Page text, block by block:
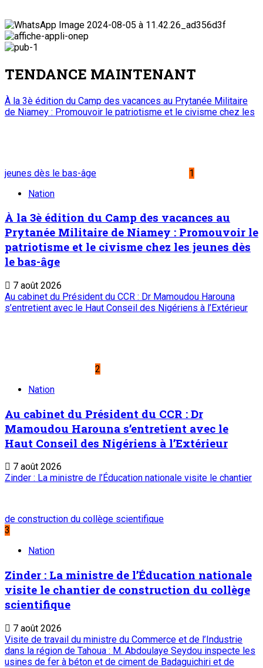
TENDANCE MAINTENANT
À la 3è édition du Camp des vacances au Prytanée Militaire
de Niamey : Promouvoir le patriotisme et le civisme chez les
jeunes dès le bas-âge
1
Nation
À la 3è édition du Camp des vacances au
Prytanée Militaire de Niamey : Promouvoir le
patriotisme et le civisme chez les jeunes dès
le bas-âge
7 août 2026
Au cabinet du Président du CCR : Dr Mamoudou Harouna
s’entretient avec le Haut Conseil des Nigériens à l’Extérieur
2
Nation
Au cabinet du Président du CCR : Dr
Mamoudou Harouna s’entretient avec le
Haut Conseil des Nigériens à l’Extérieur
7 août 2026
Zinder : La ministre de l’Éducation nationale visite le chantier
de construction du collège scientifique
3
Nation
Zinder : La ministre de l’Éducation nationale
visite le chantier de construction du collège
scientifique
7 août 2026
Visite de travail du ministre du Commerce et de l’Industrie
dans la région de Tahoua : M. Abdoulaye Seydou inspecte les
usines de fer à béton et de ciment de Badaguichiri et de